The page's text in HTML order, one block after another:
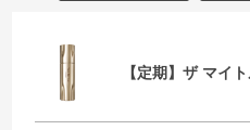
【定期】ザ マイ